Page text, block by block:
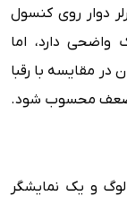
دوار روی کنسول
واضحی دارد، اما
در مقایسه با رقبا
ضعف محسوب شود.
و یک نمایشگر